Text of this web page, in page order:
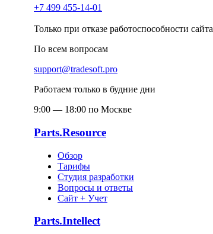
+7 499 455-14-01
Только при отказе работоспособности сайта
По всем вопросам
support@tradesoft.pro
Работаем только в будние дни
9:00 — 18:00 по Москве
Parts.Resource
Обзор
Тарифы
Студия разработки
Вопросы и ответы
Сайт + Учет
Parts.Intellect